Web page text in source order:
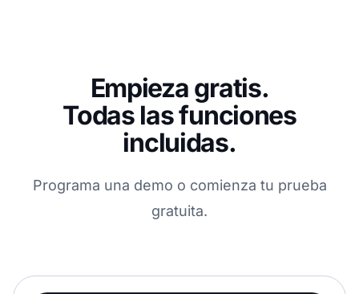
Empieza gratis.
Todas las funciones
incluidas.
Programa una demo o comienza tu prueba
gratuita.